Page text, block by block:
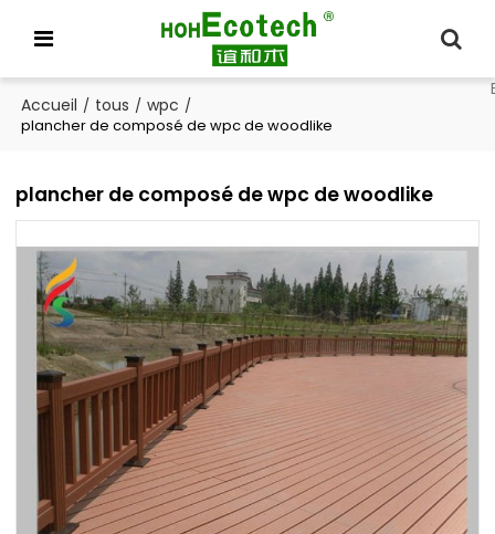
Accueil / tous / wpc /
plancher de composé de wpc de woodlike
plancher de composé de wpc de woodlike